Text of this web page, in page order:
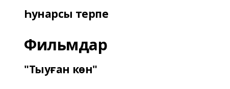
Һунарсы терпе
Фильмдар
"Тыуған көн"